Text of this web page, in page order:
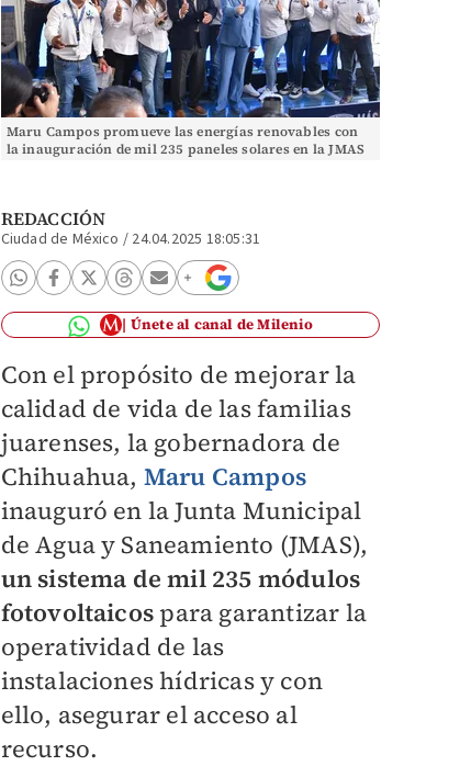
Maru Campos promueve las energías renovables con
la inauguración de mil 235 paneles solares en la JMAS
REDACCIÓN
Ciudad de México / 24.04.2025 18:05:31
Únete al canal de Milenio
Con el propósito de mejorar la
calidad de vida de las familias
juarenses, la gobernadora de
Chihuahua, Maru Campos
inauguró en la Junta Municipal
de Agua y Saneamiento (JMAS),
un sistema de mil 235 módulos
fotovoltaicos para garantizar la
operatividad de las
instalaciones hídricas y con
ello, asegurar el acceso al
recurso.